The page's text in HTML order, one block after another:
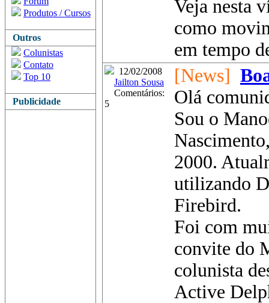
Produtos / Cursos
Outros
Colunistas
Contato
Top 10
Publicidade
Veja nesta
como
em tempo
12/02/2008
Jailton Sousa
Comentários:
5
[News]
Olá
Sou o
2000.
utilizando
Firebird.
Foi com
convite do
colunista
Active